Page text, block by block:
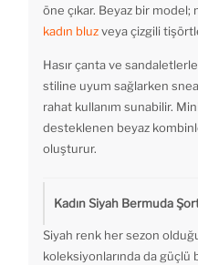
öne çıkar. Beyaz bir
kadın bluzveya çizgili
Hasır çanta ve
stiline uyum sağlarken
rahat kullanım sunabilir.
desteklenen beyaz
oluşturur.
Kadın Siyah Bermuda
Siyah renk her sezon
koleksiyonlarında da güçlü